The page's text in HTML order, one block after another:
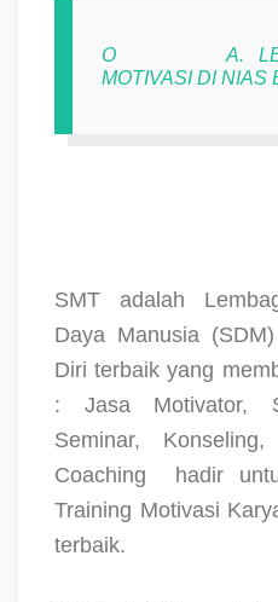
O
A.
MOTIVASI DI NIAS
SMT adalah
Daya Manusia
Diri terbaik yang
: Jasa Motivator,
Seminar,
Coaching
hadir
Training Motivasi
terbaik.